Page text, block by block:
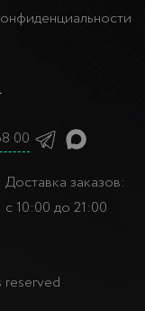
00
Доставка заказов:
с 10:00 до 21:00